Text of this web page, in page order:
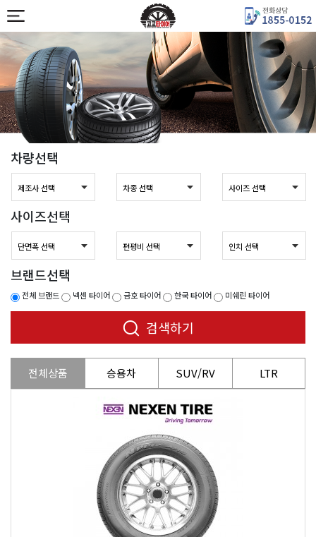
차량선택
사이즈선택
브랜드선택
전체 브랜드 넥센 타이어 금호 타이어 한국 타이어 미쉐린 타이어
검색하기
전체상품 승용차 SUV/RV LTR